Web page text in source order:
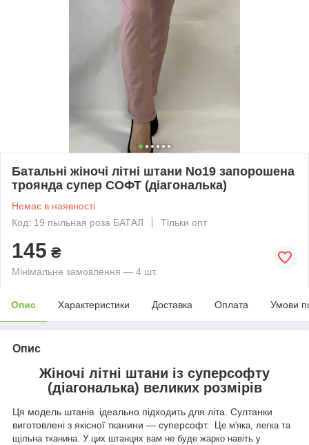
Батальні жіночі літні штани No19 запорошена
троянда супер СОФТ (діагональка)
Немає в наявності
Код: 19 пыльная роза БАТАЛ
Тільки опт
145 ₴
Мінімальне замовлення — 4 шт.
Опис Характеристики Доставка Оплата Умови
Опис
Жіночі літні штани із суперсофту
(діагональка) великих розмірів
Ця модель штанів ідеально підходить для літа. Султанки
виготовлені з якісної тканини — суперсофт.
Це м'яка, легка та
щільна тканина. У цих штанцях вам не буде жарко навіть у